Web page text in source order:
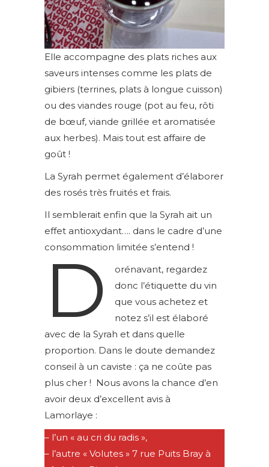
Elle accompagne des plats riches aux
saveurs intenses comme les plats de
gibiers (terrines, plats à longue cuisson)
ou des viandes rouge (pot au feu, rôti
de bœuf, viande grillée et aromatisée
aux herbes). Mais tout est affaire de
goût !
La Syrah permet également d’élaborer
des rosés très fruités et frais.
Il semblerait enfin que la Syrah ait un
effet antioxydant…. dans le cadre d’une
consommation limitée s’entend !
D
orénavant, regardez
donc l’étiquette du vin
que vous achetez et
notez s’il est élaboré
avec de la Syrah et dans quelle
proportion. Dans le doute demandez
conseil à un caviste : ça ne coûte pas
plus cher ! Nous avons la chance d’en
avoir deux d’excellent avis à
Lamorlaye :
– l’un « au cri du radis »,
– l’autre « Volutes » 7 rue Puits Bray à